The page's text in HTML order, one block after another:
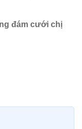
đám cưới chị